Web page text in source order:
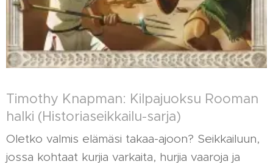
Timothy Knapman: Kilpajuoksu Rooman
halki (Historiaseikkailu-sarja)
Oletko valmis elämäsi takaa-ajoon? Seikkailuun,
jossa kohtaat kurjia varkaita, hurjia vaaroja ja